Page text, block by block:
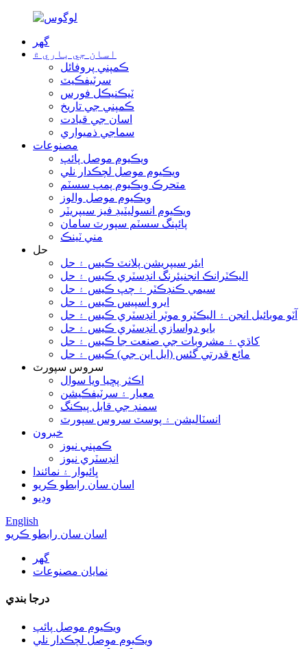
گھر
اسان جي باري ۾
ڪمپني پروفائل
سرٽيفڪيٽ
ٽيڪنيڪل فورس
ڪمپني جي تاريخ
اسان جي قيادت
سماجي ذميواري
مصنوعات
ويڪيوم موصل پائپ
ويڪيوم موصل لچڪدار نلي
متحرڪ ويڪيوم پمپ سسٽم
ويڪيوم موصل والوز
ويڪيوم انسوليٽيڊ فيز سيپريٽر
پائپنگ سسٽم سپورٽ سامان
مني ٽينڪ
حل
ايئر سيپريشن پلانٽ ڪيس ۽ حل
اليڪٽرانڪ انجنيئرنگ انڊسٽري ڪيس ۽ حل
سيمي ڪنڊڪٽر ۽ چپ ڪيس ۽ حل
ايرو اسپيس ڪيس ۽ حل
آٽو موبائيل انجن ۽ اليڪٽرو موٽر انڊسٽري ڪيس ۽ حل
بايو دواسازي انڊسٽري ڪيس ۽ حل
کاڌي ۽ مشروبات جي صنعت جا ڪيس ۽ حل
مائع قدرتي گئس (ايل اين جي) ڪيس ۽ حل
سروس سپورٽ
اڪثر پڇيا ويا سوال
معيار ۽ سرٽيفڪيشن
سمنڊ جي قابل پيڪنگ
انسٽاليشن ۽ پوسٽ سروس سپورٽ
خبرون
ڪمپني نيوز
انڊسٽري نيوز
ڀائيوار ۽ نمائندا
اسان سان رابطو ڪريو
وڊيو
English
اسان سان رابطو ڪريو
گھر
نمايان مصنوعات
درجا بندي
ويڪيوم موصل پائپ
ويڪيوم موصل لچڪدار نلي